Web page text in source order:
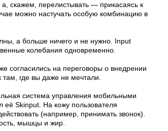
а, скажем, перелистывать — прикасаясь к
можно настучать особую комбинацию в
а больше ничего и не нужно. Input
колебания одновременно.
согласились на переговоры о внедрении
где вы даже не мечтали.
система управления мобильными
Skinput. На кожу пользователя
(например, принимать звонок).
мышцы и жир.